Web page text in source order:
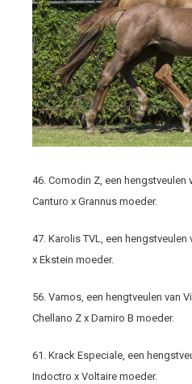
46. Comodin Z, een hengstveulen
Canturo x Grannus moeder.
47. Karolis TVL, een
x Ekstein moeder.
56. Vamos, een hengtveulen van
Chellano Z x Damiro B moeder.
61. Krack Especiale, een
Indoctro x Voltaire moeder.